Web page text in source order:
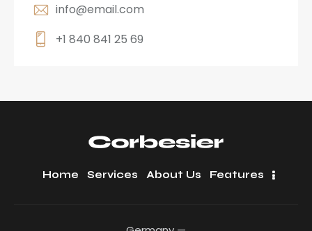
info@email.com
+1 840 841 25 69
Home Services About Us Features